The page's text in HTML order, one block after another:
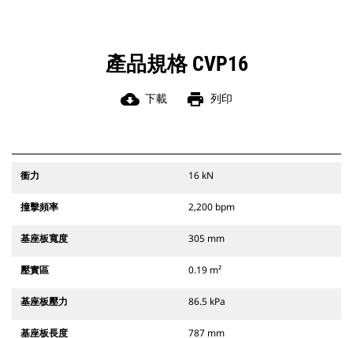
產品規格 CVP16
cloud_download 下載 print 列印
衝力 16 kN
撞擊頻率 2,200 bpm
基座板寬度 305 mm
壓實區 0.19 m²
基座板壓力 86.5 kPa
基座板長度 787 mm